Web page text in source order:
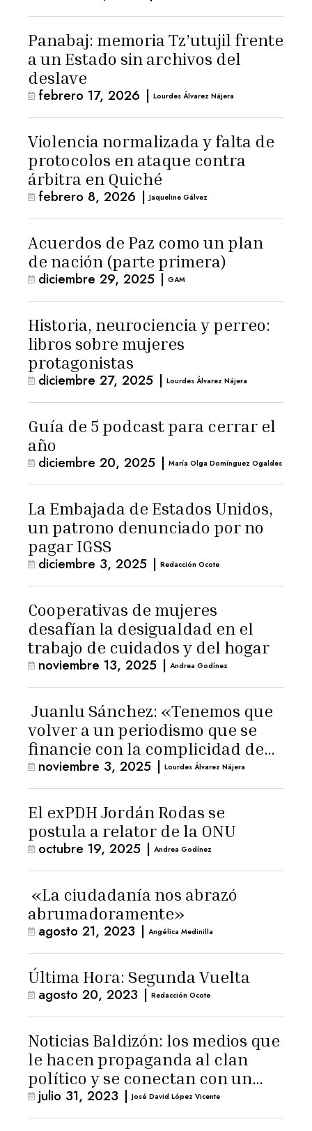
Panabaj: memoria Tz’utujil frente
a un Estado sin archivos del
deslave
febrero 17, 2026 | Lourdes Álvarez Nájera
Violencia normalizada y falta de
protocolos en ataque contra
árbitra en Quiché
febrero 8, 2026 | Jaqueline Gálvez
Acuerdos de Paz como un plan
de nación (parte primera)
diciembre 29, 2025 | GAM
Historia, neurociencia y perreo:
libros sobre mujeres
protagonistas
diciembre 27, 2025 | Lourdes Álvarez Nájera
Guía de 5 podcast para cerrar el
año
diciembre 20, 2025 | María Olga Domínguez Ogaldes
La Embajada de Estados Unidos,
un patrono denunciado por no
pagar IGSS
diciembre 3, 2025 | Redacción Ocote
Cooperativas de mujeres
desafían la desigualdad en el
trabajo de cuidados y del hogar
noviembre 13, 2025 | Andrea Godínez
Juanlu Sánchez: «Tenemos que
volver a un periodismo que se
financie con la complicidad de
los lectores»
noviembre 3, 2025 | Lourdes Álvarez Nájera
El exPDH Jordán Rodas se
postula a relator de la ONU
octubre 19, 2025 | Andrea Godínez
«La ciudadanía nos abrazó
abrumadoramente»
agosto 21, 2023 | Angélica Medinilla
Última Hora: Segunda Vuelta
agosto 20, 2023 | Redacción Ocote
Noticias Baldizón: los medios que
le hacen propaganda al clan
político y se conectan con un
hombre de confianza de
Giammattei
julio 31, 2023 | José David López Vicente